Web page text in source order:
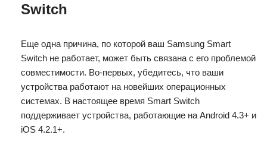
Switch
Еще одна причина, по которой ваш Samsung Smart
Switch не работает, может быть связана с его проблемой
совместимости. Во-первых, убедитесь, что ваши
устройства работают на новейших операционных
системах. В настоящее время Smart Switch
поддерживает устройства, работающие на Android 4.3+ и
iOS 4.2.1+.